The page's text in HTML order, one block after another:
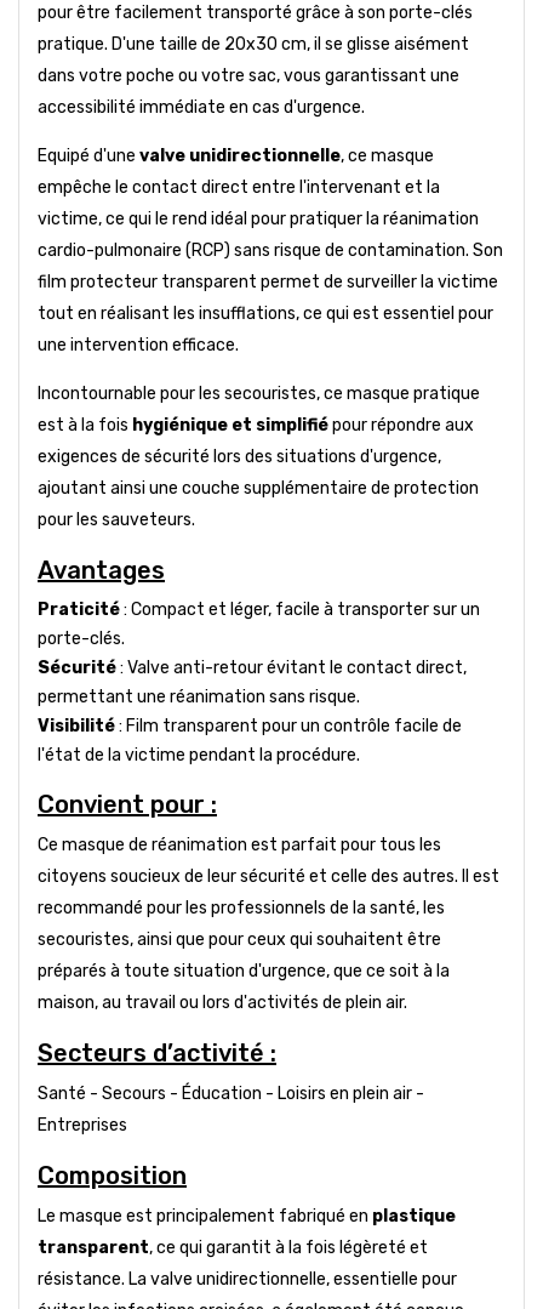
pour être facilement transporté grâce à son porte-clés
pratique. D'une taille de 20x30 cm, il se glisse aisément
dans votre poche ou votre sac, vous garantissant une
accessibilité immédiate en cas d'urgence.
Equipé d'une valve unidirectionnelle, ce masque
empêche le contact direct entre l'intervenant et la
victime, ce qui le rend idéal pour pratiquer la réanimation
cardio-pulmonaire (RCP) sans risque de contamination. Son
film protecteur transparent permet de surveiller la victime
tout en réalisant les insufflations, ce qui est essentiel pour
une intervention efficace.
Incontournable pour les secouristes, ce masque pratique
est à la fois hygiénique et simplifiépour répondre aux
exigences de sécurité lors des situations d'urgence,
ajoutant ainsi une couche supplémentaire de protection
pour les sauveteurs.
Avantages
Praticité: Compact et léger, facile à transporter sur un
porte-clés.
Sécurité: Valve anti-retour évitant le contact direct,
permettant une réanimation sans risque.
Visibilité: Film transparent pour un contrôle facile de
l'état de la victime pendant la procédure.
Convient pour :
Ce masque de réanimation est parfait pour tous les
citoyens soucieux de leur sécurité et celle des autres. Il est
recommandé pour les professionnels de la santé, les
secouristes, ainsi que pour ceux qui souhaitent être
préparés à toute situation d'urgence, que ce soit à la
maison, au travail ou lors d'activités de plein air.
Secteurs d’activité :
Santé - Secours - Éducation - Loisirs en plein air -
Entreprises
Composition
Le masque est principalement fabriqué en plastique
transparent, ce qui garantit à la fois légèreté et
résistance. La valve unidirectionnelle, essentielle pour